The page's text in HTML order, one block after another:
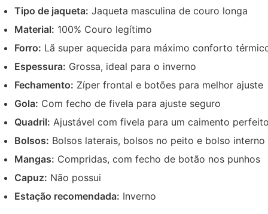
Tipo de jaqueta: Jaqueta masculina de couro longa
Material: 100% Couro legítimo
Forro: Lã super aquecida para máximo conforto
Espessura: Grossa, ideal para o inverno
Fechamento: Zíper frontal e botões para melhor ajuste
Gola: Com fecho de fivela para ajuste seguro
Quadril: Ajustável com fivela para um caimento
Bolsos: Bolsos laterais, bolsos no peito e bolso interno
Mangas: Compridas, com fecho de botão nos punhos
Capuz: Não possui
Estação recomendada: Inverno